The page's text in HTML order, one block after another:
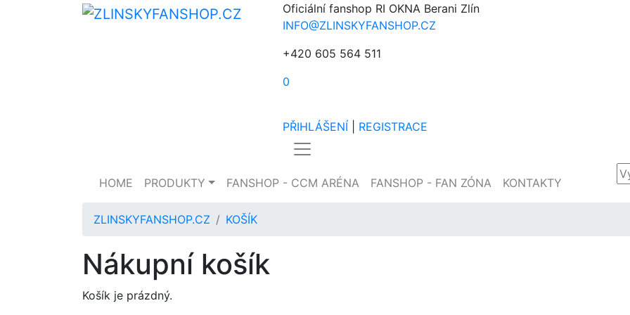
Oficiální fanshop RI OKNA Berani Zlín
INFO@ZLINSKYFANSHOP.CZ
+420 605 564 511
0
PŘIHLÁŠENÍ REGISTRACE
HOME PRODUKTY FANSHOP - CCM ARÉNA FANSHOP - FAN ZÓNA KONTAKTY
ZLINSKYFANSHOP.CZ KOŠÍK
Nákupní košík
Košík je prázdný.